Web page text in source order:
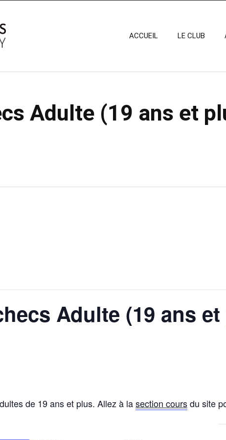
ACCUEIL LE CLUB
Adulte (19 ans et
Adulte (19 ans
de 19 ans et plus. Allez à lasection coursdu site